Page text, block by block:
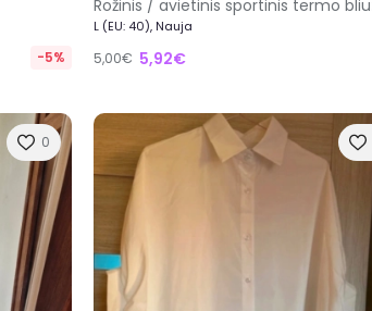
-5%
L (EU: 40), Nauja
5,00€ 5,92€
0